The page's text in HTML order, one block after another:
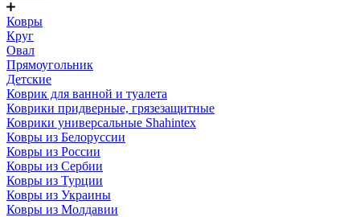
Ковры
Круг
Овал
Прямоугольник
Детские
Коврик для ванной и туалета
Коврики придверные, грязезащитные
Коврики универсальные Shahintex
Ковры из Белоруссии
Ковры из России
Ковры из Сербии
Ковры из Турции
Ковры из Украины
Ковры из Молдавии